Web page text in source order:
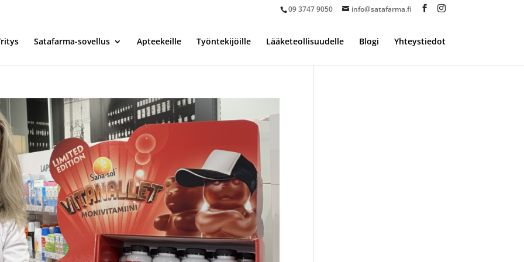
09 3747 9050 info@satafarma.fi
Satafarma-sovellus Apteekeille Työntekijöille Lääketeollisuudelle Blogi Yhteystiedot